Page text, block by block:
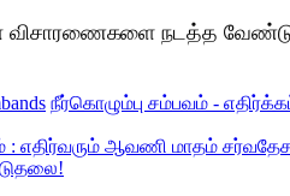
விசாரணைகளை நடத்த
நீர்கொழும்பு சம்பவம் -
ஆவணி மாதம் சர்வதேச